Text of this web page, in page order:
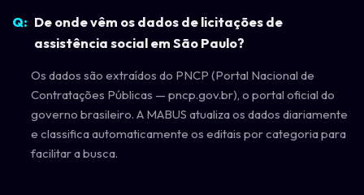
De onde vêm os dados de licitações de
assistência social em São Paulo?
Os dados são extraídos do PNCP (Portal Nacional de
Contratações Públicas — pncp.gov.br), o portal oficial do
governo brasileiro. A MABUS atualiza os dados diariamente
e classifica automaticamente os editais por categoria para
facilitar a busca.